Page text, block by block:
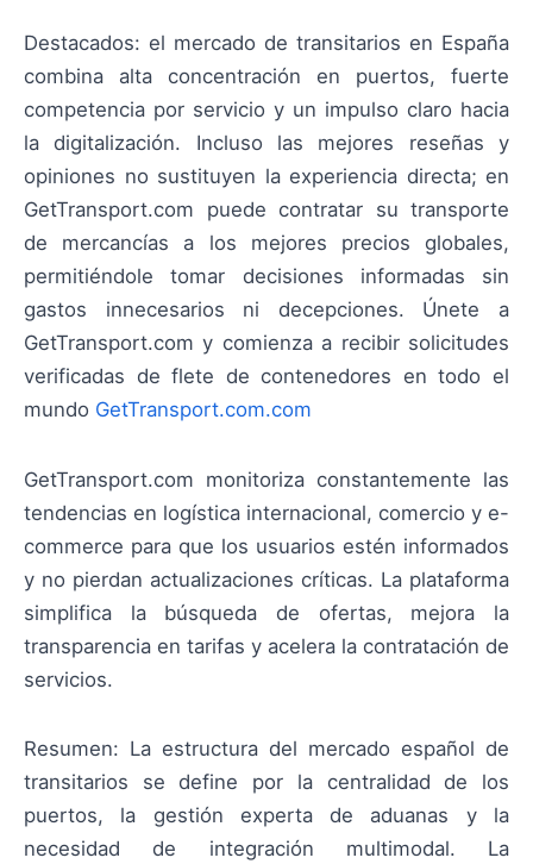
Destacados: el mercado de transitarios en España
combina alta concentración en puertos, fuerte
competencia por servicio y un impulso claro hacia
la digitalización. Incluso las mejores reseñas y
opiniones no sustituyen la experiencia directa; en
GetTransport.com puede contratar su transporte
de mercancías a los mejores precios globales,
permitiéndole tomar decisiones informadas sin
gastos innecesarios ni decepciones. Únete a
GetTransport.com y comienza a recibir solicitudes
verificadas de flete de contenedores en todo el
mundo GetTransport.com.com
GetTransport.com monitoriza constantemente las
tendencias en logística internacional, comercio y e-
commerce para que los usuarios estén informados
y no pierdan actualizaciones críticas. La plataforma
simplifica la búsqueda de ofertas, mejora la
transparencia en tarifas y acelera la contratación de
servicios.
Resumen: La estructura del mercado español de
transitarios se define por la centralidad de los
puertos, la gestión experta de aduanas y la
necesidad de integración multimodal. La